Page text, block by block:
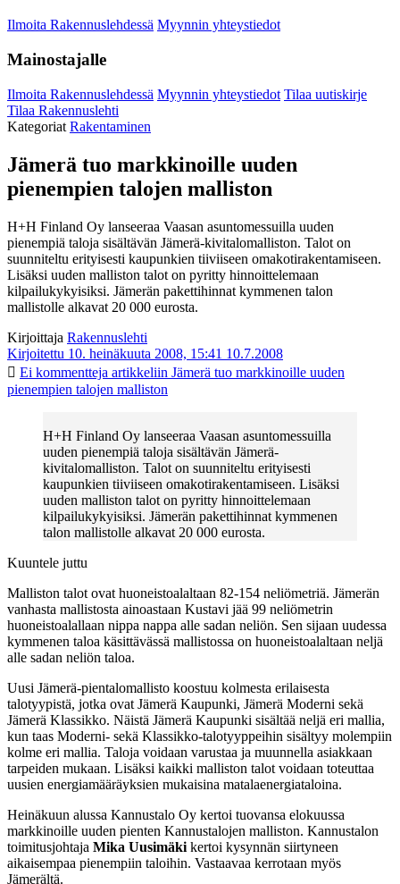
Ilmoita Rakennuslehdessä Myynnin yhteystiedot
Mainostajalle
Ilmoita Rakennuslehdessä Myynnin yhteystiedot Tilaa uutiskirje
Tilaa Rakennuslehti
Kategoriat Rakentaminen
Jämerä tuo markkinoille uuden
pienempien talojen malliston
H+H Finland Oy lanseeraa Vaasan asuntomessuilla uuden
pienempiä taloja sisältävän Jämerä-kivitalomalliston. Talot on
suunniteltu erityisesti kaupunkien tiiviiseen omakotirakentamiseen.
Lisäksi uuden malliston talot on pyritty hinnoittelemaan
kilpailukykyisiksi. Jämerän pakettihinnat kymmenen talon
mallistolle alkavat 20 000 eurosta.
Kirjoittaja Rakennuslehti
Kirjoitettu 10. heinäkuuta 2008, 15:41 10.7.2008
Ei kommentteja artikkeliin Jämerä tuo markkinoille uuden
pienempien talojen malliston
H+H Finland Oy lanseeraa Vaasan asuntomessuilla
uuden pienempiä taloja sisältävän Jämerä-
kivitalomalliston. Talot on suunniteltu erityisesti
kaupunkien tiiviiseen omakotirakentamiseen. Lisäksi
uuden malliston talot on pyritty hinnoittelemaan
kilpailukykyisiksi. Jämerän pakettihinnat kymmenen
talon mallistolle alkavat 20 000 eurosta.
Kuuntele juttu
Malliston talot ovat huoneistoalaltaan 82-154 neliömetriä. Jämerän
vanhasta mallistosta ainoastaan Kustavi jää 99 neliömetrin
huoneistoalallaan nippa nappa alle sadan neliön. Sen sijaan uudessa
kymmenen taloa käsittävässä mallistossa on huoneistoalaltaan neljä
alle sadan neliön taloa.
Uusi Jämerä-pientalomallisto koostuu kolmesta erilaisesta
talotyypistä, jotka ovat Jämerä Kaupunki, Jämerä Moderni sekä
Jämerä Klassikko. Näistä Jämerä Kaupunki sisältää neljä eri mallia,
kun taas Moderni- sekä Klassikko-talotyyppeihin sisältyy molempiin
kolme eri mallia. Taloja voidaan varustaa ja muunnella asiakkaan
tarpeiden mukaan. Lisäksi kaikki malliston talot voidaan toteuttaa
uusien energiamääräyksien mukaisina matalaenergiataloina.
Heinäkuun alussa Kannustalo Oy kertoi tuovansa elokuussa
markkinoille uuden pienten Kannustalojen malliston. Kannustalon
toimitusjohtaja Mika Uusimäki kertoi kysynnän siirtyneen
aikaisempaa pienempiin taloihin. Vastaavaa kerrotaan myös
Jämerältä.